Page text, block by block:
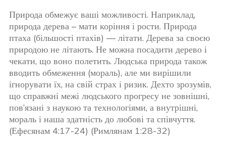
Природа обмежує ваші можливості. Наприклад,
природа дерева – мати коріння і рости. Природа
птаха (більшості птахів) — літати. Дерева за своєю
природою не літають. Не можна посадити дерево і
чекати, що воно полетить. Людська природа також
вводить обмеження (мораль), але ми вирішили
ігнорувати їх, на свій страх і ризик. Дехто зрозумів,
що справжні межі людського прогресу не зовнішні,
пов’язані з наукою та технологіями, а внутрішні,
мораль і наша здатність до любові та співчуття.
(Ефесянам 4:17-24) (Римлянам 1:28-32)